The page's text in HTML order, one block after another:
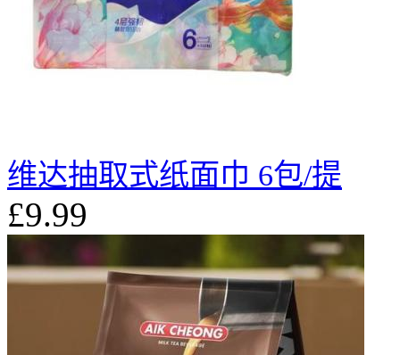
维达抽取式纸面巾 6包/提
£9.99